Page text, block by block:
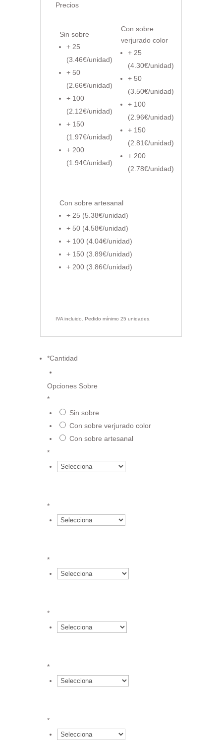
Precios
Sin sobre
+ 25
(3.46€/unidad)
+ 50
(2.66€/unidad)
+ 100
(2.12€/unidad)
+ 150
(1.97€/unidad)
+ 200
(1.94€/unidad)
Con sobre
verjurado color
+ 25
(4.30€/unidad)
+ 50
(3.50€/unidad)
+ 100
(2.96€/unidad)
+ 150
(2.81€/unidad)
+ 200
(2.78€/unidad)
Con sobre artesanal
+ 25 (5.38€/unidad)
+ 50 (4.58€/unidad)
+ 100 (4.04€/unidad)
+ 150 (3.89€/unidad)
+ 200 (3.86€/unidad)
IVA incluido. Pedido mínimo 25 unidades.
*Cantidad
Opciones Sobre
*
Sin sobre
Con sobre verjurado color
Con sobre artesanal
*
*
*
*
*
*